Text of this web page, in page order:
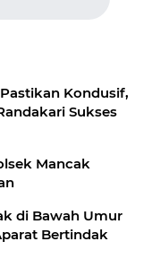
Kondusif,
Sukses
Mancak
di Bawah Umur
Bertindak